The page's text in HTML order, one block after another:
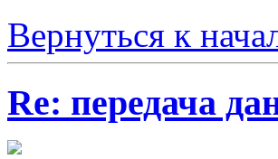
Вернуться к
Re: передача